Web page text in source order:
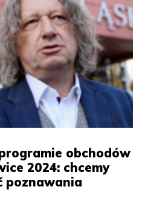
obchodów
2024: chcemy
poznawania